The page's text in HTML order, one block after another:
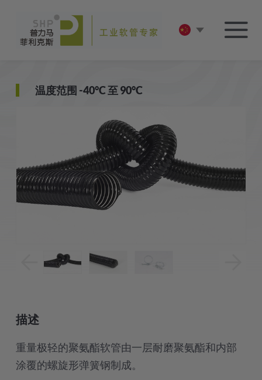
温度范围 -40°C 至 90°C
描述
重量极轻的聚氨酯软管由一层耐磨聚氨酯和内部
涂覆的螺旋形弹簧钢制成。